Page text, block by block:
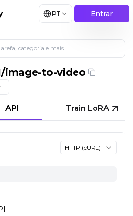
PT Entrar
com IA | Imagem para
image-to-video
API Train LoRA
HTTP (cURL)